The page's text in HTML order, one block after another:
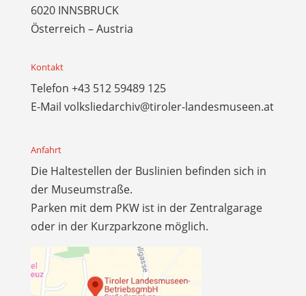
6020 INNSBRUCK
Österreich – Austria
Kontakt
Telefon +43 512 59489 125
E-Mail volksliedarchiv@tiroler-landesmuseen.at
Anfahrt
Die Haltestellen der Buslinien befinden sich in
der Museumstraße.
Parken mit dem PKW ist in der Zentralgarage
oder in der Kurzparkzone möglich.